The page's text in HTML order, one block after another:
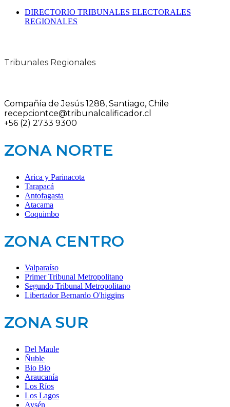
DIRECTORIO TRIBUNALES ELECTORALES
REGIONALES
Tribunales Regionales
Compañía de Jesús 1288, Santiago, Chile
recepciontce@tribunalcalificador.cl
+56 (2) 2733 9300
ZONA NORTE
Arica y Parinacota
Tarapacá
Antofagasta
Atacama
Coquimbo
ZONA CENTRO
Valparaíso
Primer Tribunal Metropolitano
Segundo Tribunal Metropolitano
Libertador Bernardo O'higgins
ZONA SUR
Del Maule
Ñuble
Bio Bio
Araucanía
Los Ríos
Los Lagos
Aysén